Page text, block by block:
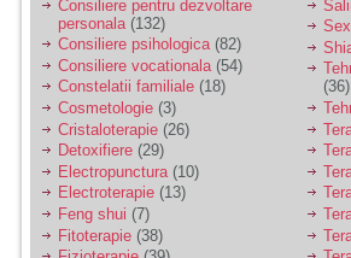
cateodata are copilul
de suferit.
Am o bariera peste
care nu pot trece:
prietena mea a ramas
insarcinata cu o fata.
Am fost de comun
acord sa facem un
copil, cu gandul ca e
baiat.
Consiliere pentru dezvoltare
personala (132)
Consiliere psihologica(82)
Consiliere vocationala (54)
Constelatii familiale (18)
Cosmetologie (3)
Cristaloterapie (26)
Detoxifiere (29)
Electropunctura (10)
Electroterapie (13)
Feng shui (7)
Fitoterapie (38)
(36)